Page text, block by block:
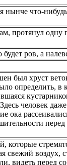
нынче что-
протянул одну
ров, а
был хруст
определить, в
человек
ока
свежий воздух,
видеть перед